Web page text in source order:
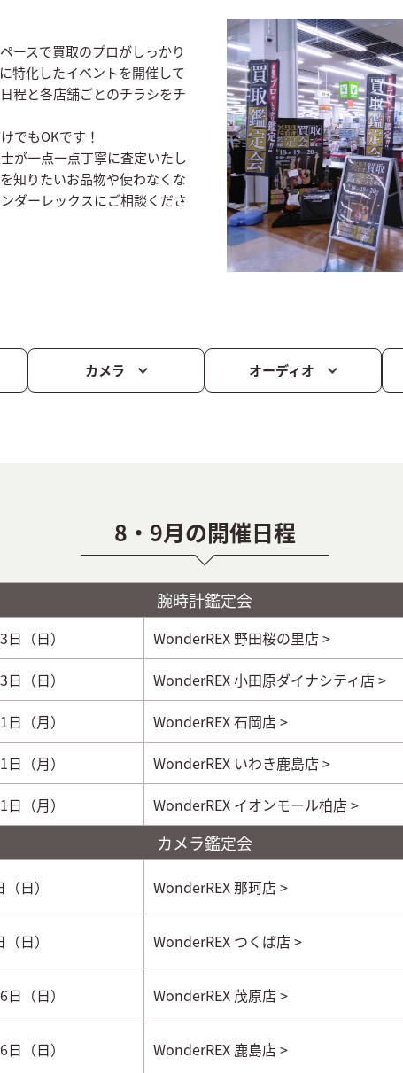
ースで買取のプロがしっかり
特化したイベントを開催して
程と各店舗ごとのチラシをチ
でもOKです！
が一点一点丁寧に査定いたし
知りたいお品物や使わなくな
ダーレックスにご相談くださ
カメラ オーディオ
8・9月の開催日程
腕時計鑑定会
日（日） WonderREX野田桜の里店 >
日（日） WonderREX小田原ダイナシティ店 >
日（月）
WonderREX 石岡店 >
日（月）
WonderREX いわき鹿島店 >
日（月） WonderREX イオンモール柏店 >
カメラ鑑定会
日） WonderREX 那珂店 >
日） WonderREX つくば店 >
日（日） WonderREX 茂原店 >
日（日） WonderREX 鹿島店 >